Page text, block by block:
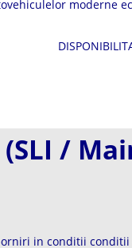
moderne
care necesita baterii
/
in conditii conditii